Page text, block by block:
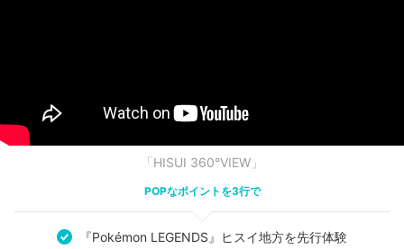
「HISUI 360°VIEW」
POPなポイントを3行で
『Pokémon LEGENDS』ヒスイ地方を先行体験